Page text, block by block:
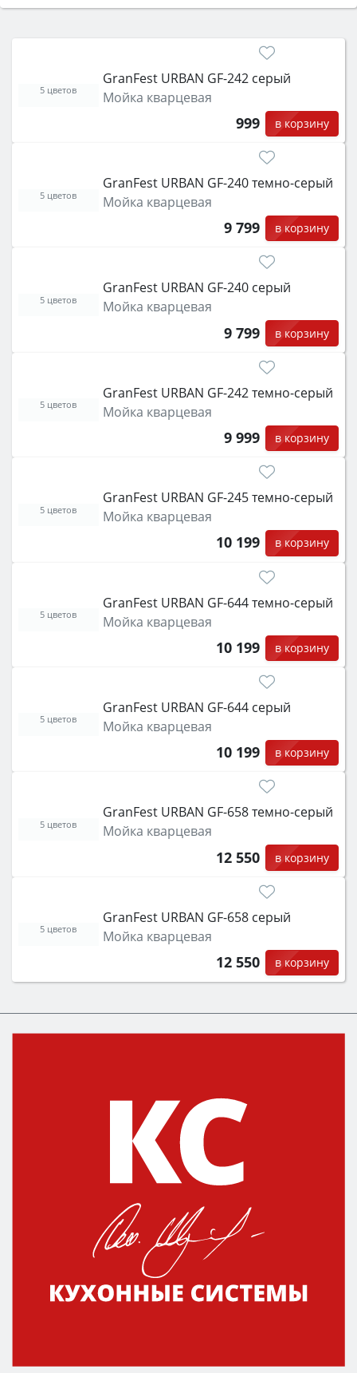
Сначала определитесь с типом (газовый или
затем смотрите на объём 50–70 л для семьи,
функции (конвекция, гриль, самоочистка,
защита от детей).
GranFest URBAN GF-242 серый
Мойка кварцевая
999 в корзину
5 цветов
GranFest URBAN GF-240 темно-серый
Мойка кварцевая
9 799 в корзину
5 цветов
GranFest URBAN GF-240 серый
Мойка кварцевая
9 799 в корзину
5 цветов
GranFest URBAN GF-242 темно-серый
Мойка кварцевая
9 999 в корзину
5 цветов
GranFest URBAN GF-245 темно-серый
Мойка кварцевая
10 199 в корзину
5 цветов
GranFest URBAN GF-644 темно-серый
Мойка кварцевая
10 199 в корзину
5 цветов
GranFest URBAN GF-644 серый
Мойка кварцевая
10 199 в корзину
5 цветов
GranFest URBAN GF-658 темно-серый
Мойка кварцевая
12 550 в корзину
5 цветов
GranFest URBAN GF-658 серый
Мойка кварцевая
12 550 в корзину
5 цветов